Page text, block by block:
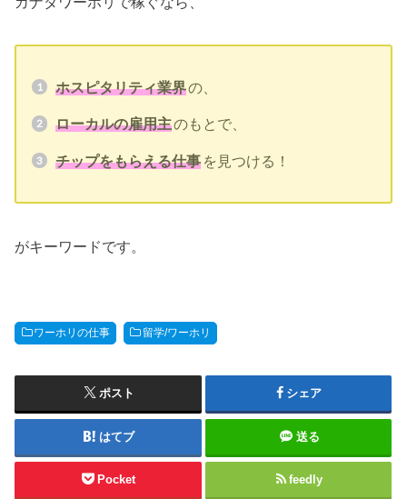
ホスピタリティ業界の、
ローカルの雇用主のもとで、
チップをもらえる仕事 を見つける！
がキーワードです。
ワーホリの仕事 留学/ワーホリ
ポスト シェア
はてブ 送る
Pocket feedly